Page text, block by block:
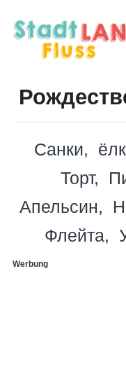
Санки
Торт
Апельсин
Флейта
Werbung